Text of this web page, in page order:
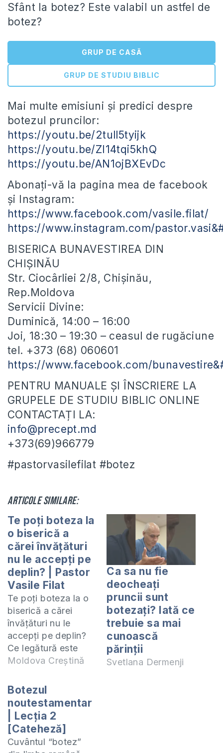
Sfânt la botez? Este valabil un astfel de
botez?
GRUP DE CASĂ
GRUP DE STUDIU BIBLIC
Mai multe emisiuni și predici despre
botezul pruncilor:
https://youtu.be/2tull5tyijk
https://youtu.be/ZI14tqi5khQ
https://youtu.be/AN1ojBXEvDc
Abonați-vă la pagina mea de facebook
și Instagram:
https://www.facebook.com/vasile.filat/
https://www.instagram.com/
BISERICA BUNAVESTIREA DIN
CHIȘINĂU
Str. Ciocârliei 2/8, Chișinău,
Rep.Moldova
Servicii Divine:
Duminică, 14:00 – 16:00
Joi, 18:30 – 19:30 – ceasul de rugăciune
tel. +373 (68) 060601
https://www.facebook.com/
PENTRU MANUALE ȘI ÎNSCRIERE LA
GRUPELE DE STUDIU BIBLIC ONLINE
CONTACTAȚI LA:
info@precept.md
+373(69)966779
#pastorvasilefilat #botez
Articole similare:
Te poți boteza la
o biserică a
cărei învățături
nu le accepți pe
deplin? | Pastor
Vasile Filat
Te poți boteza la o
biserică a cărei
învățături nu le
accepți pe deplin?
Ce legătură este
între botez și
la biserică? Ce să
faci dacă nu ești de
acord cu învățătura
bisericii în care
urmează să fii
botezat? Răspund la
Moldova Creștină
Ca sa nu fie
deocheați
pruncii sunt
botezați? Iată ce
trebuie sa mai
cunoască
părinții
Svetlana Dermenji
Botezul
noutestamentar
| Lecția 2
[Cateheză]
Cuvântul “botez”